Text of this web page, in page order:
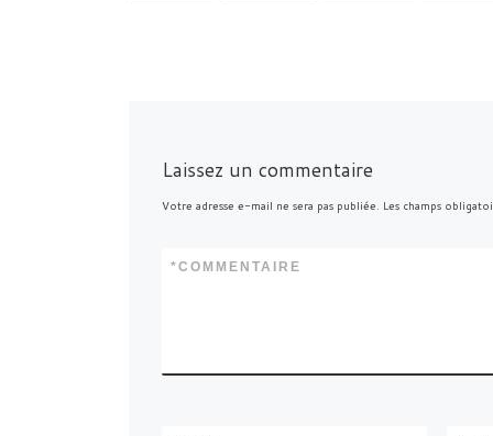
Laissez un commentaire
Votre adresse e-mail ne sera pas publiée. Les champs
COMMENTAIRE
*